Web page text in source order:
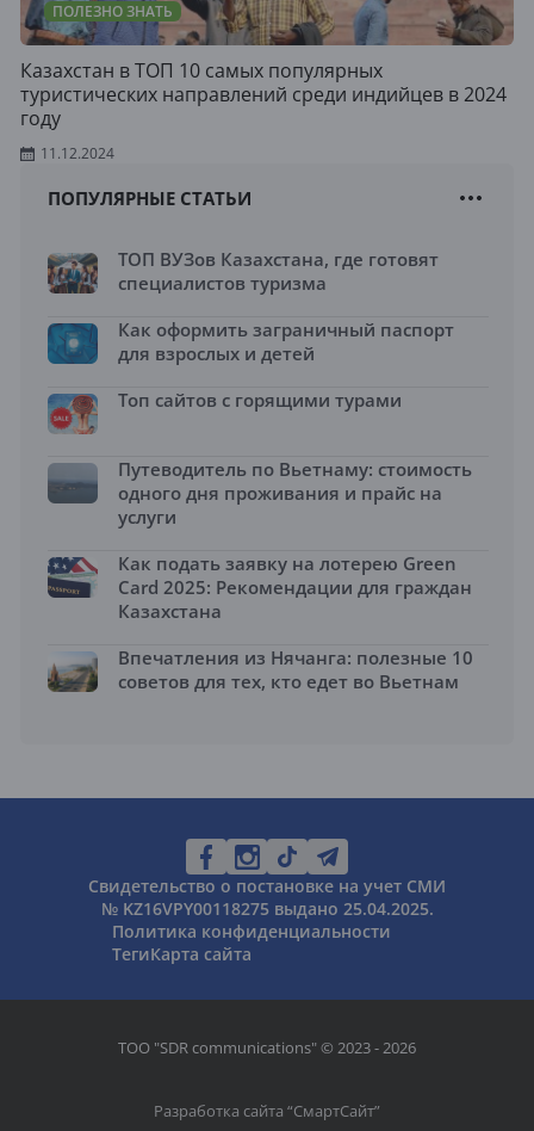
ПОЛЕЗНО ЗНАТЬ
Казахстан в ТОП 10 самых популярных
туристических направлений среди индийцев в 2024
году
11.12.2024
ПОПУЛЯРНЫЕ СТАТЬИ
ТОП ВУЗов Казахстана, где готовят
специалистов туризма
Как оформить заграничный паспорт
для взрослых и детей
Топ сайтов с горящими турами
Путеводитель по Вьетнаму: стоимость
одного дня проживания и прайс на
услуги
Как подать заявку на лотерею Green
Card 2025: Рекомендации для граждан
Казахстана
Впечатления из Нячанга: полезные 10
советов для тех, кто едет во Вьетнам
Свидетельство о постановке на учет СМИ
№ KZ16VPY00118275 выдано 25.04.2025.
Политика конфиденциальности
ТегиКарта сайта
ТОО "SDR communications" © 2023 - 2026
Разработка сайта “СмартСайт”